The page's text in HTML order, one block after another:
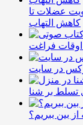
عضلات تا
کاهش التهاب
فراغت
تسلط بر شنا
بین ببریم؟